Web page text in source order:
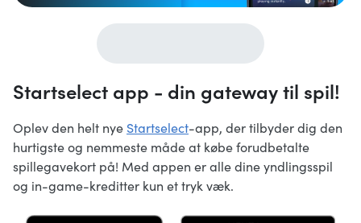
Startselect app - din gateway til spil!
Oplev den helt nye Startselect-app, der tilbyder dig den
hurtigste og nemmeste måde at købe forudbetalte
spillegavekort på! Med appen er alle dine yndlingsspil
og in-game-kreditter kun et tryk væk.